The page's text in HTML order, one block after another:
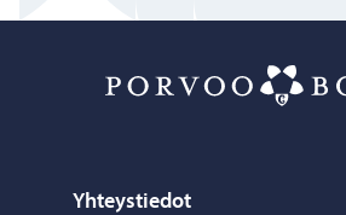
Yhteystiedot